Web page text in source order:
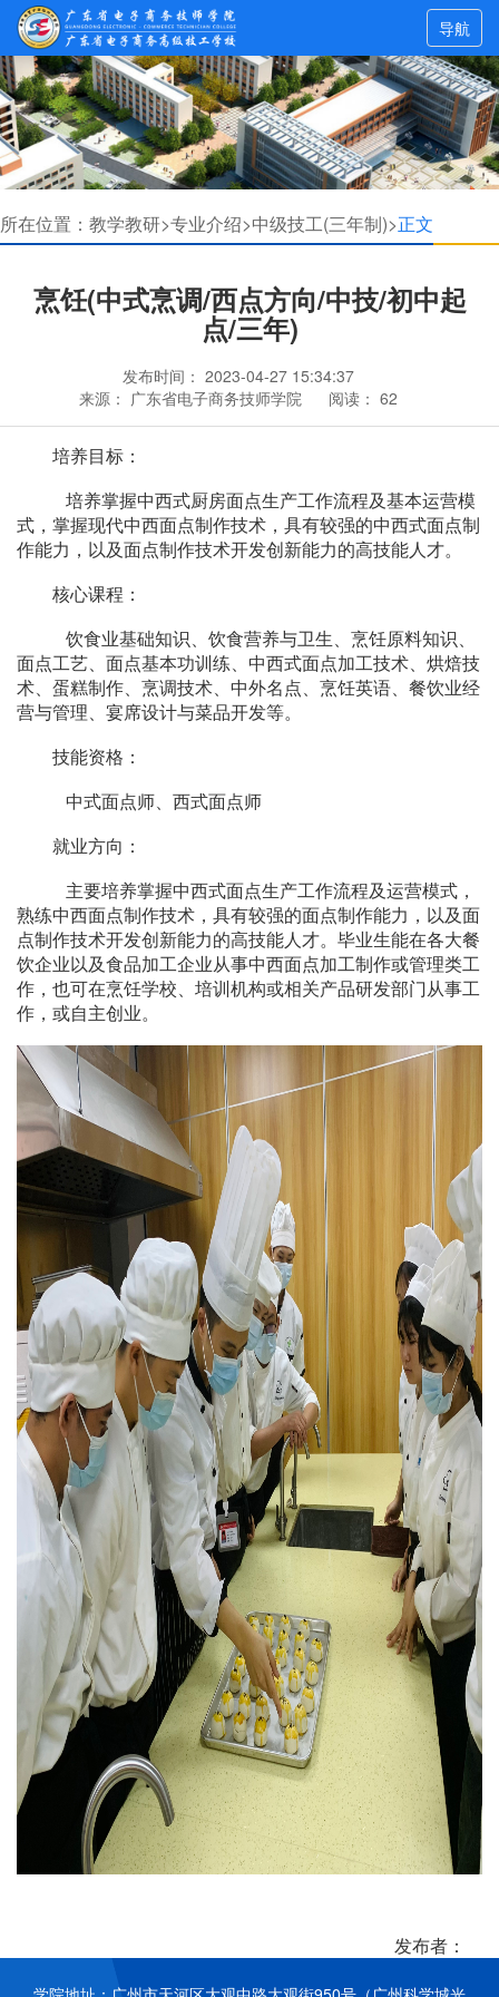
导航
所在位置： 教学教研>专业介绍>中级技工(三年制)>正文
烹饪(中式烹调/西点方向/中技/初中起
点/三年)
发布时间： 2023-04-27 15:34:37
来源： 广东省电子商务技师学院 阅读： 62
培养目标：
培养掌握中西式厨房面点生产工作流程及基本运营模
式， 掌握现代中西面点制作技术，具有较强的中西式面点制
作能力，以及面点制作技术开发创新能力的高技能人才。
核心课程：
饮食业基础知识、饮食营养与卫生、烹饪原料知识、
面点工艺、面点基本功训练、中西式面点加工技术、烘焙技
术、蛋糕制作、烹调技术、中外名点、烹饪英语、餐饮业经
营与管理、宴席设计与菜品开发等。
技能资格：
中式面点师、西式面点师
就业方向：
主要培养掌握中西式面点生产工作流程及运营模式，
熟练中西面点制作技术，具有较强的面点制作能力，以及面
点制作技术开发创新能力的高技能人才。毕业生能在各大餐
饮企业以及食品加工企业从事中西面点加工制作或管理类工
作，也可在烹饪学校、培训机构或相关产品研发部门从事工
作，或自主创业。
发布者：